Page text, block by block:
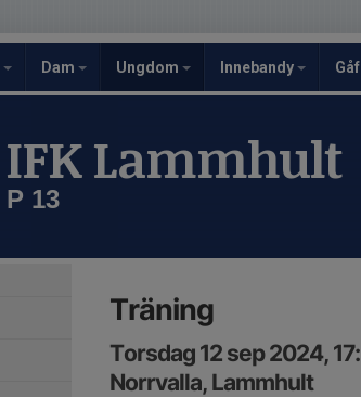
Dam Ungdom Innebandy
IFK Lammhult
P 13
Träning
Torsdag 12 sep 2024,
Norrvalla, Lammhult